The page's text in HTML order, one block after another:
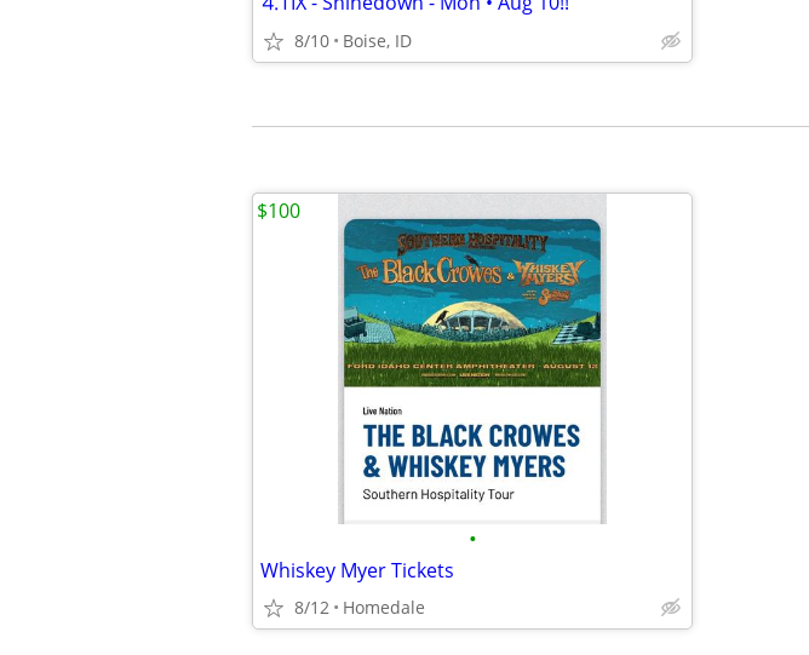
8/10 Boise, ID
•
Whiskey Myer Tickets
8/12 Homedale
$100